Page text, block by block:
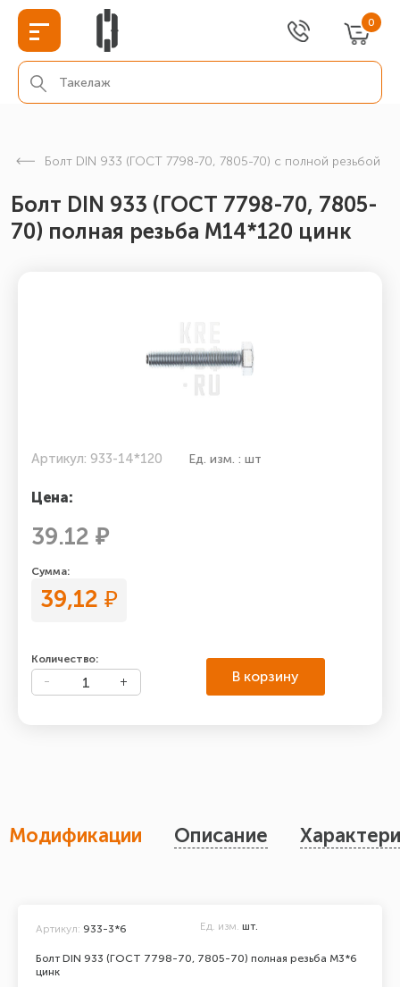
0
Болт DIN 933 (ГОСТ 7798-70, 7805-70) с полной резьбой
Болт DIN 933 (ГОСТ 7798-70, 7805-
70) полная резьба М14*120 цинк
Артикул: 933-14*120 Ед. изм. : шт
Цена:
39.12 ₽
Сумма:
39,12 ₽
Количество:
В корзину
Модификации Описание
Болт DIN 933 (ГОСТ 7798-70, 7805-70) полная резьба М3*6
цинк
Артикул: 933-3*6 Ед. изм. шт.